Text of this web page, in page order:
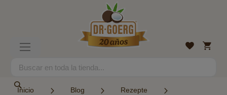
Search
Lista
Mi
cesta
Inicio Blog
Rezepte